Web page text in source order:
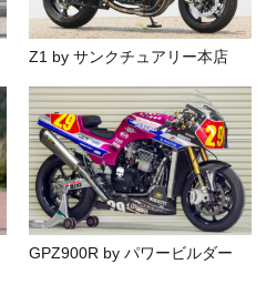
Z1 by サンクチュアリー本店
GPZ900R by パワービルダー